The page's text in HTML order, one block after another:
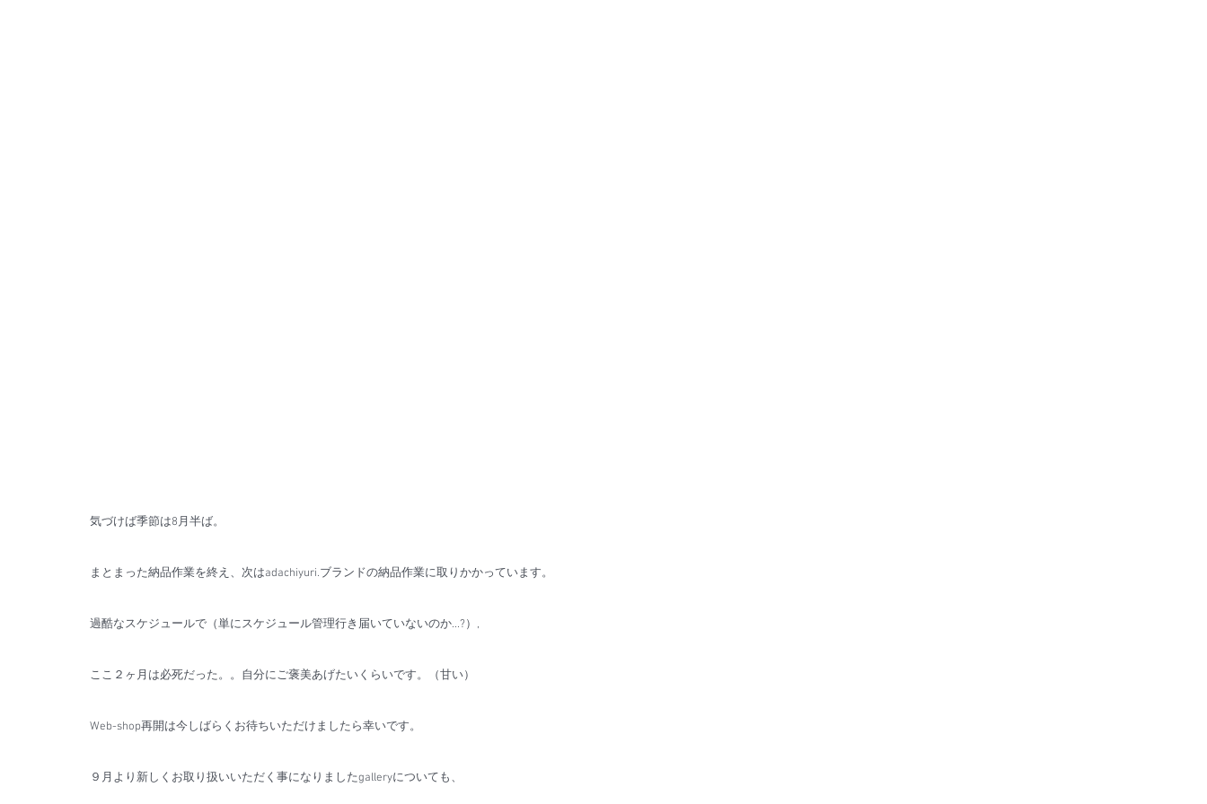
気づけば季節は8月半ば。
まとまった納品作業を終え、次はadachiyuri.ブランドの納品作業に取りかかっています。
過酷なスケジュールで（単にスケジュール管理行き届いていないのか...?）,
ここ２ヶ月は必死だった。。自分にご褒美あげたいくらいです。（甘い）
Web-shop再開は今しばらくお待ちいただけましたら幸いです。
９月より新しくお取り扱いいただく事になりましたgalleryについても、